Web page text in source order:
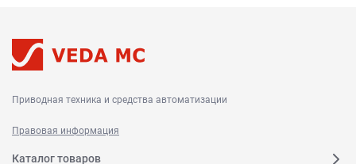
Приводная техника и средства автоматизации
Правовая информация
Каталог товаров